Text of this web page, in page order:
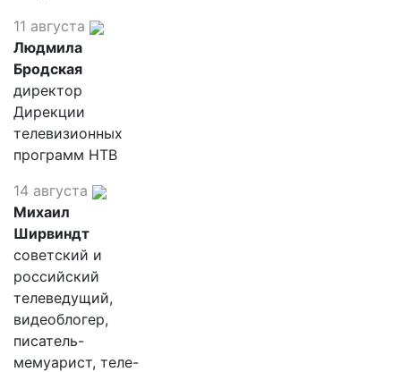
11 августа
Людмила
Бродская
директор
Дирекции
телевизионных
программ НТВ
14 августа
Михаил
Ширвиндт
советский и
российский
телеведущий,
видеоблогер,
писатель-
мемуарист, теле-